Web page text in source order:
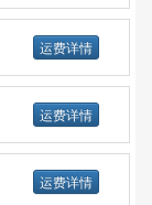
运费详情
运费详情
运费详情